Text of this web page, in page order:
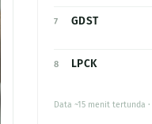
7 GDST
8 LPCK
Data ~15 menit tertunda